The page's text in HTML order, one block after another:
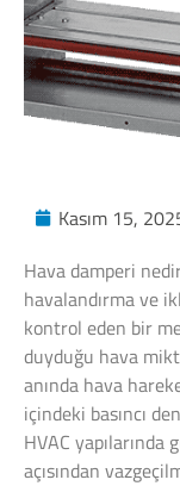
Kasım 15,
Hava damperi
havalandırma ve
kontrol eden bir
duyduğu hava
anında hava
içindeki basıncı
HVAC
açısından